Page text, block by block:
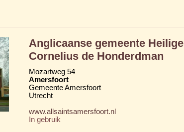
Anglicaanse gemeente Heilige
Cornelius de Honderdman
Mozartweg 54
Amersfoort
Gemeente Amersfoort
Utrecht
www.allsaintsamersfoort.nl
In gebruik